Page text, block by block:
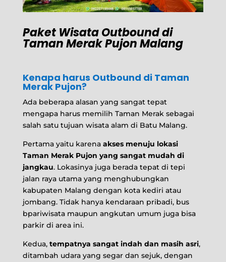
Paket Wisata Outbound di
Taman Merak Pujon Malang
Kenapa harus Outbound di Taman
Merak Pujon?
Ada beberapa alasan yang sangat tepat
mengapa harus memilih Taman Merak sebagai
salah satu tujuan wisata alam di Batu Malang.
Pertama yaitu karena akses menuju lokasi
Taman Merak Pujon yang sangat mudah di
jangkau. Lokasinya juga berada tepat di tepi
jalan raya utama yang menghubungkan
kabupaten Malang dengan kota kediri atau
jombang. Tidak hanya kendaraan pribadi, bus
bpariwisata maupun angkutan umum juga bisa
parkir di area ini.
Kedua, tempatnya sangat indah dan masih asri,
ditambah udara yang segar dan sejuk, dengan